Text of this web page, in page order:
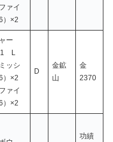
ァイ
）×2
ー
L
ッシ
）×2
ァイ
）×2
D
金鉱
山
金
2370
功績